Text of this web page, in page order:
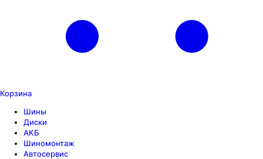
Корзина
Шины
Диски
АКБ
Шиномонтаж
Автосервис